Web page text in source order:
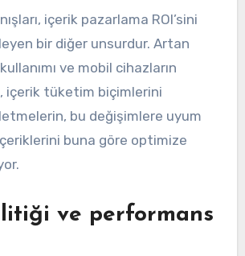
içerik pazarlama ROI’sini
bir diğer unsurdur. Artan
ve mobil cihazların
içerik tüketim biçimlerini
bu değişimlere uyum
buna göre optimize
ve performans